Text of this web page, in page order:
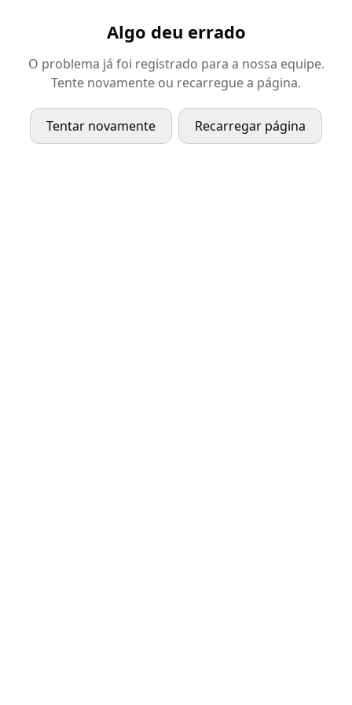
Algo deu errado
O problema já foi registrado para a nossa equipe.
Tente novamente ou recarregue a página.
Tentar novamente Recarregar página